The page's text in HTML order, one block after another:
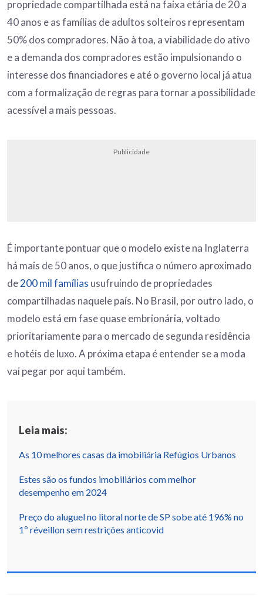
propriedade compartilhada está na faixa etária de 20 a
40 anos e as famílias de adultos solteiros representam
50% dos compradores. Não à toa, a viabilidade do ativo
e a demanda dos compradores estão impulsionando o
interesse dos financiadores e até o governo local já atua
com a formalização de regras para tornar a possibilidade
acessível a mais pessoas.
Publicidade
É importante pontuar que o modelo existe na Inglaterra
há mais de 50 anos, o que justifica o número aproximado
de200 mil famílias usufruindo de propriedades
compartilhadas naquele país. No Brasil, por outro lado, o
modelo está em fase quase embrionária, voltado
prioritariamente para o mercado de segunda residência
e hotéis de luxo. A próxima etapa é entender se a moda
vai pegar por aqui também.
Leia mais:
As 10 melhores casas da imobiliária Refúgios Urbanos
Estes são os fundos imobiliários com melhor
desempenho em 2024
Preço do aluguel no litoral norte de SP sobe até 196% no
1º réveillon sem restrições anticovid